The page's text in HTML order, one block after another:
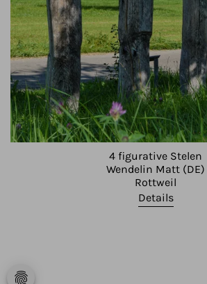
4 figurative Stelen
Wendelin Matt (DE)
Rottweil
Details
fingerprint